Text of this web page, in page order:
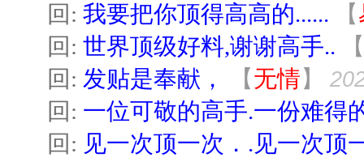
回: 我要把你顶得高高的...... 【
回: 世界顶级好料,谢谢高手..
【
回: 发贴是奉献， 【无情】
回: 一位可敬的高手.一份难得
回: 见一次顶一次．.见一次顶